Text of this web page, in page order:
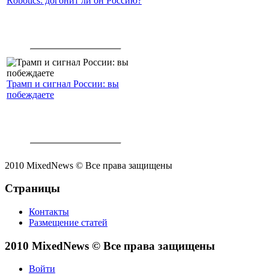
Трамп и сигнал России: вы
побеждаете
2010 MixedNews © Все права защищены
Страницы
Контакты
Размещение статей
2010 MixedNews © Все права защищены
Войти